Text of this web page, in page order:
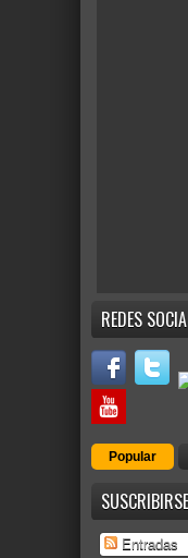
REDES
Popular
Entradas